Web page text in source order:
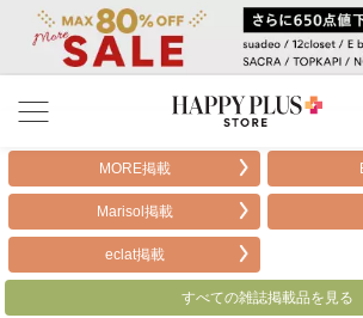
雑誌掲載アイテム
お気に入り
MORE掲載
Marisol掲載
eclat掲載
すべての雑誌掲載品を見る